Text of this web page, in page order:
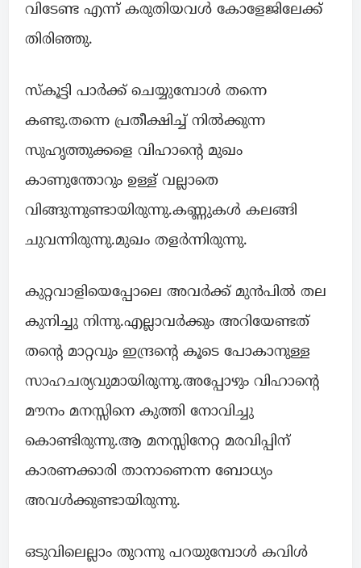
വിടേണ്ട എന്ന് കരുതിയവൾ കോളേജിലേക്ക്
തിരിഞ്ഞു.
സ്കൂട്ടി പാർക്ക്‌ ചെയ്യുമ്പോൾ തന്നെ
കണ്ടു.തന്നെ പ്രതീക്ഷിച്ച് നിൽക്കുന്ന
സുഹൃത്തുക്കളെ വിഹാന്റെ മുഖം
കാണുന്തോറും ഉള്ള് വല്ലാതെ
വിങ്ങുന്നുണ്ടായിരുന്നു.കണ്ണുകൾ കലങ്ങി
ചുവന്നിരുന്നു.മുഖം തളർന്നിരുന്നു.
കുറ്റവാളിയെപ്പോലെ അവർക്ക് മുൻപിൽ തല
കുനിച്ചു നിന്നു.എല്ലാവർക്കും അറിയേണ്ടത്
തന്റെ മാറ്റവും ഇന്ദ്രന്റെ കൂടെ പോകാനുള്ള
സാഹചര്യവുമായിരുന്നു.അപ്പോഴും വിഹാന്റെ
മൗനം മനസ്സിനെ കുത്തി നോവിച്ചു
കൊണ്ടിരുന്നു.ആ മനസ്സിനേറ്റ മരവിപ്പിന്
കാരണക്കാരി താനാണെന്ന ബോധ്യം
അവൾക്കുണ്ടായിരുന്നു.
ഒടുവിലെല്ലാം തുറന്നു പറയുമ്പോൾ കവിൾ